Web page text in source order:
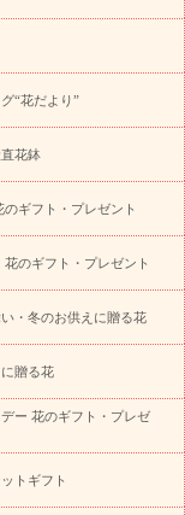
お祝い商品一覧
祝い
ー
の花
四十九日法要以
花とセットギフト
えフラワー
お盆（新
お取り寄せギフト
胡蝶蘭
プリザーブ
メント 花束
スタ
胡蝶蘭・花鉢
世界初の青色胡蝶蘭
ザーブドフラワー
ト
セミオーダー
どりのeギフト
ローオレンジ
レッ
“花だより”
花鉢
のギフト・プレゼント
花のギフト・プレゼント
・冬のお供えに贈る花
贈る花
ー 花のギフト・プレゼ
トギフト